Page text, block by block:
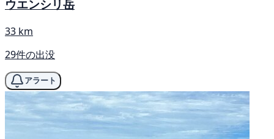
ウエンシリ岳
33 km
29件の出没
アラート